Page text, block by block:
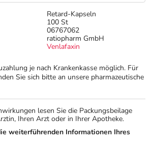
Retard-Kapseln
100 St
06767062
ratiopharm GmbH
Venlafaxin
je nach Krankenkasse möglich. Für
Sie sich bitte an unsere pharmazeutische
lesen Sie die Packungsbeilage
Ihren Arzt oder in Ihrer Apotheke.
weiterführenden Informationen Ihres